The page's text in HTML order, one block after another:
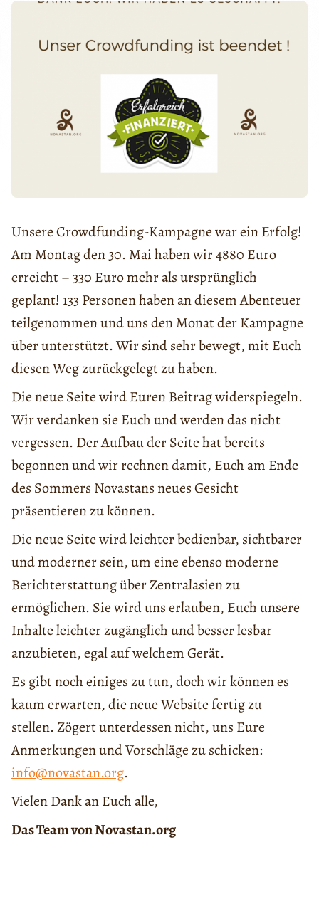
Unsere Crowdfunding-Kampagne war ein Erfolg!
Am Montag den 30. Mai haben wir 4880 Euro
erreicht – 330 Euro mehr als ursprünglich
geplant! 133 Personen haben an diesem Abenteuer
teilgenommen und uns den Monat der Kampagne
über unterstützt. Wir sind sehr bewegt, mit Euch
diesen Weg zurückgelegt zu haben.
Die neue Seite wird Euren Beitrag widerspiegeln.
Wir verdanken sie Euch und werden das nicht
vergessen. Der Aufbau der Seite hat bereits
begonnen und wir rechnen damit, Euch am Ende
des Sommers Novastans neues Gesicht
präsentieren zu können.
Die neue Seite wird leichter bedienbar, sichtbarer
und moderner sein, um eine ebenso moderne
Berichterstattung über Zentralasien zu
ermöglichen. Sie wird uns erlauben, Euch unsere
Inhalte leichter zugänglich und besser lesbar
anzubieten, egal auf welchem Gerät.
Es gibt noch einiges zu tun, doch wir können es
kaum erwarten, die neue Website fertig zu
stellen. Zögert unterdessen nicht, uns Eure
Anmerkungen und Vorschläge zu schicken:
info@novastan.org.
Vielen Dank an Euch alle,
Das Team von Novastan.org